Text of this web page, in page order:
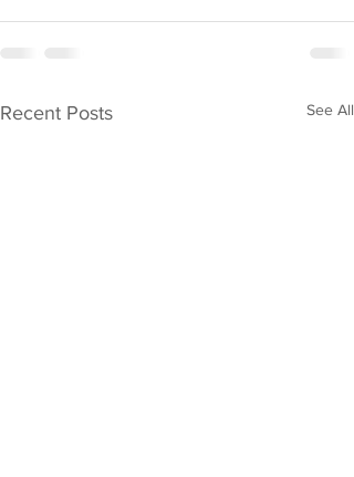
Recent Posts See All